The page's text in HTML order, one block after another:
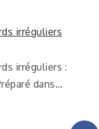
irréguliers
irréguliers :
dans…